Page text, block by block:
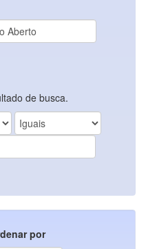
de busca.
por